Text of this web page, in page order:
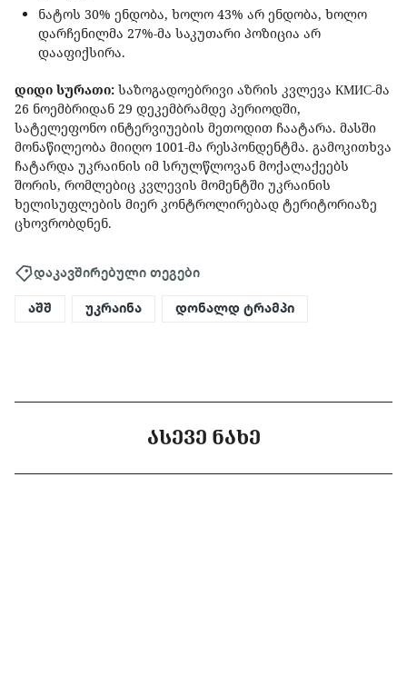
ნატოს 30% ენდობა, ხოლო 43% არ ენდობა, ხოლო
დარჩენილმა 27%-მა საკუთარი პოზიცია არ
დააფიქსირა.
დიდი სურათი: საზოგადოებრივი აზრის კვლევა КМИС-მა
26 ნოემბრიდან 29 დეკემბრამდე პერიოდში,
სატელეფონო ინტერვიუების მეთოდით ჩაატარა. მასში
მონაწილეობა მიიღო 1001-მა რესპონდენტმა. გამოკითხვა
ჩატარდა უკრაინის იმ სრულწლოვან მოქალაქეებს
შორის, რომლებიც კვლევის მომენტში უკრაინის
ხელისუფლების მიერ კონტროლირებად ტერიტორიაზე
ცხოვრობდნენ.
დაკავშირებული თეგები
აშშ უკრაინა დონალდ ტრამპი
ᲐᲡᲔᲕᲔ ᲜᲐᲮᲔ